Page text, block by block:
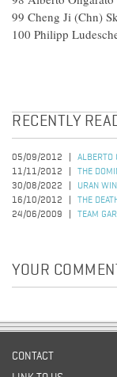
99 Cheng Ji (Chn)
100 Philipp
RECENTLY
05/09/2012
ALBERTO
11/11/2012
THE
30/08/2022
URAN
16/10/2012
THE
24/06/2009
TEAM
YOUR
CONTACT